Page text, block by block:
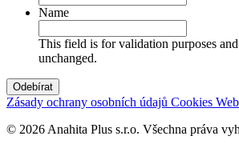
Name
This field is for validation purposes
unchanged.
Odebírat
Zásady ochrany osobních údajů Cookies
© 2026 Anahita Plus s.r.o. Všechna práva